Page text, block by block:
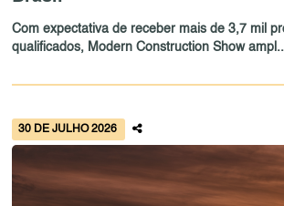
Com expectativa de receber mais de 3,7 mil
qualificados, Modern Construction Show
30 DE JULHO 2026